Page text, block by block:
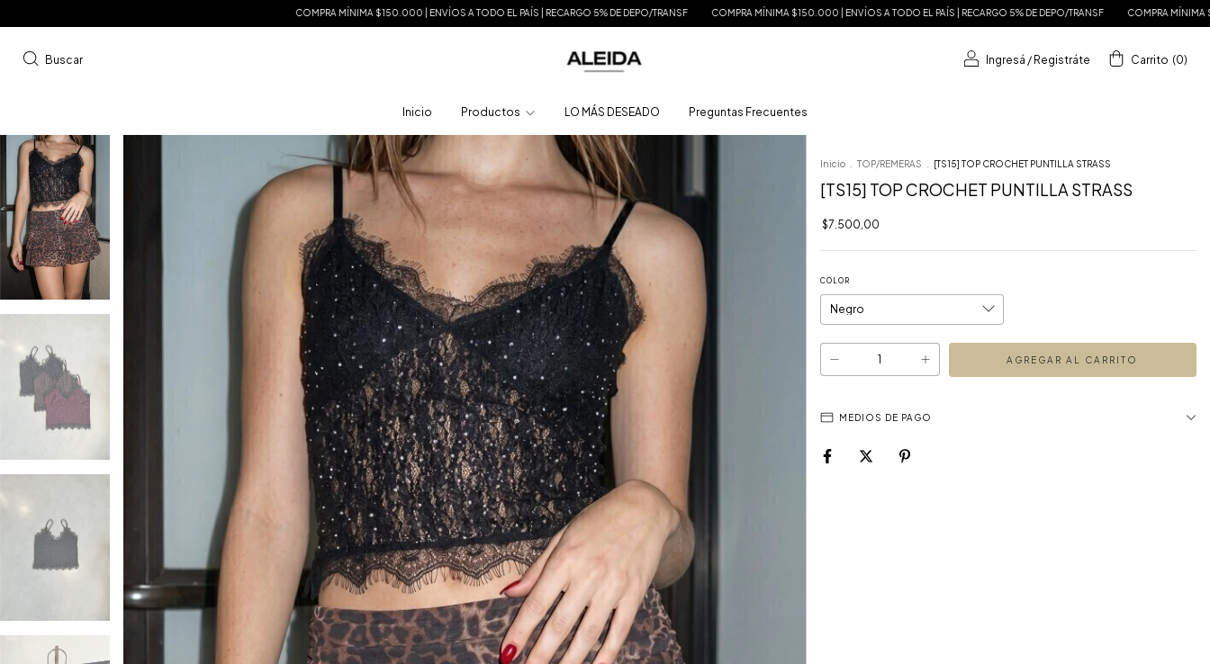
COMPRA MÍNIMA $150.000 | ENVÍOS A TODO EL PAÍS | RECARGO 5% DE DEPO/TRANSF COMPRA MÍNIMA $150.000 | ENVÍOS A TODO EL PAÍS | RECARGO 5% DE DEPO/TRANSF COMPRA MÍNIMA $150.000 | ENVÍOS
Buscar Ingresá / Registráte Carrito (0)
Inicio Productos LO MÁS DESEADO Preguntas Frecuentes
Inicio TOP/REMERAS [TS15] TOP CROCHET PUNTILLA STRASS
[TS15] TOP CROCHET PUNTILLA STRASS
$7.500,00
COLOR
MEDIOS DE PAGO